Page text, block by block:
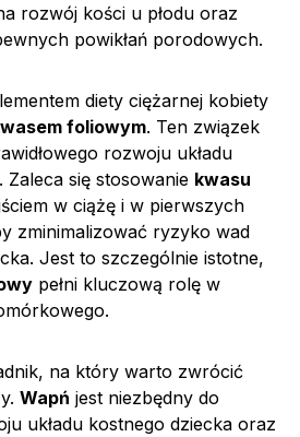
rozwój kości u płodu oraz
powikłań porodowych.
diety ciężarnej kobiety
foliowym. Ten związek
rozwoju układu
się stosowanie kwasu
w ciążę i w pierwszych
zminimalizować ryzyko wad
Jest to szczególnie istotne,
pełni kluczową rolę w
na który warto zwrócić
Wapń jest niezbędny do
układu kostnego dziecka oraz